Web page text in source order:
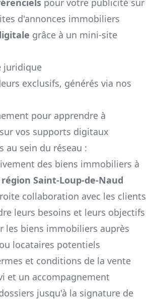
pour votre publicité sur
d'annonces immobiliers
grâce à un mini-site
juridique
exclusifs, générés via nos
pour apprendre à
vos supports digitaux
au sein du réseau :
des biens immobiliers à
région Saint-Loup-de-Naud
collaboration avec les clients
leurs besoins et leurs objectifs
les biens immobiliers auprès
locataires potentiels
et conditions de la vente
et un accompagnement
jusqu'à la signature de